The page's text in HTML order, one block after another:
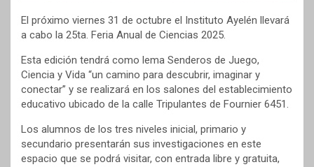
El próximo viernes 31 de octubre el Instituto Ayelén llevará
a cabo la 25ta. Feria Anual de Ciencias 2025.
Esta edición tendrá como lema Senderos de Juego,
Ciencia y Vida “un camino para descubrir, imaginar y
conectar” y se realizará en los salones del establecimiento
educativo ubicado de la calle Tripulantes de Fournier 6451.
Los alumnos de los tres niveles inicial, primario y
secundario presentarán sus investigaciones en este
espacio que se podrá visitar, con entrada libre y gratuita,